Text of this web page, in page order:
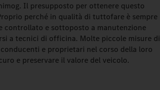
Il presupposto per ottenere questo
perché in qualità di tuttofare è sempre
controllato e sottoposto a manutenzione
a tecnici di officina. Molte piccole misure di
e proprietari nel corso della loro
e preservare il valore del veicolo.